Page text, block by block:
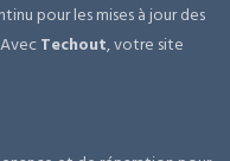
pour les mises à jour des
Techout, votre site